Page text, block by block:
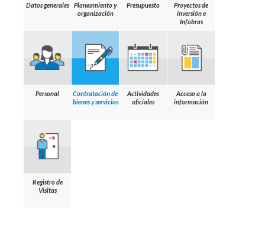
Datos generales
Planeamiento y
organización
Presupuesto
Proyectos de
inversión e
Infobras
Personal
Contratación de
bienes y servicios
Actividades
oficiales
Acceso a la
información
Registro de
Visitas